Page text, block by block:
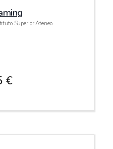
Superior Ateneo
€